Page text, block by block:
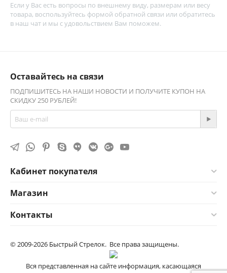
Если у Вас есть вопросы по внешнему виду, размерам или весу
товара, воспользуйтесь формой обратной связи или обратитесь
в наш чат и мы с удовольствием Вам поможем.
Оставайтесь на связи
ПОДПИШИТЕСЬ НА НАШИ НОВОСТИ И ПОЛУЧИТЕ КУПОН НА
СКИДКУ 250 РУБЛЕЙ!
Кабинет покупателя
Магазин
Контакты
© 2009-2026 Быстрый Стрелок. Все права защищены.
Вся представленная на сайте информация, касающаяся